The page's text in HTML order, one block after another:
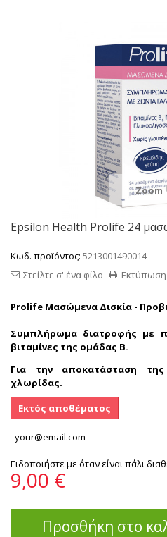
Zoom
Epsilon Health Prolife 24
Κωδ. προϊόντος: 5213001490014
Εκτύπωση
Στείλτε σ' ένα φίλο
Prolife Μασώμενα Δισκία -
Συμπλήρωμα διατροφής με
βιταμίνες της ομάδας Β.
Για την αποκατάσταση της
χλωρίδας.
Εκτός αποθέματος
Ειδοποιήστε με όταν είναι πάλι
9,00 €
Προσθήκη στο